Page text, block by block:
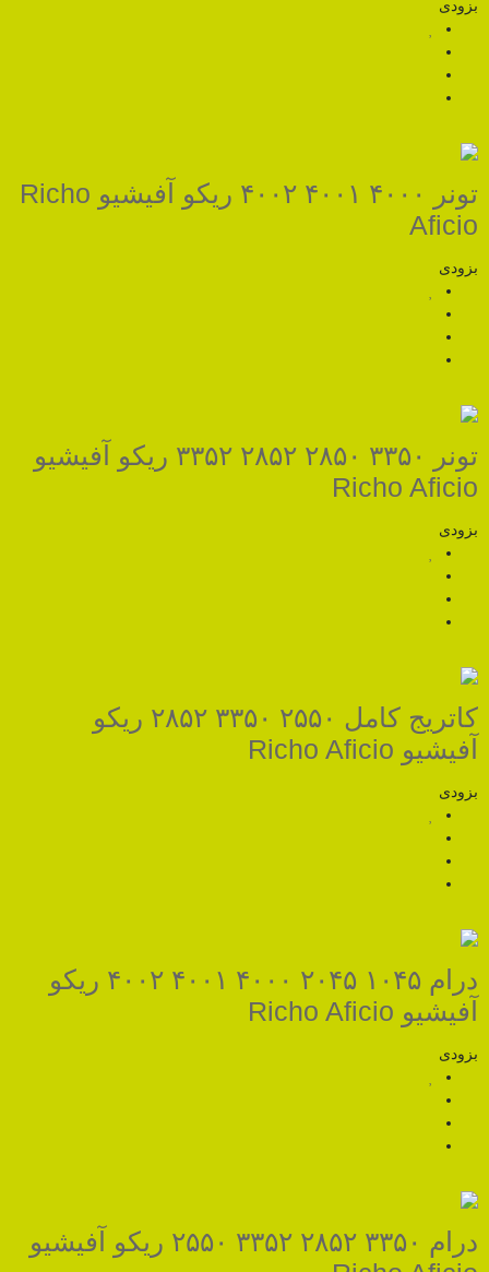
تونر ۴۰۰۰ ۴۰۰۱ ۴۰۰۲ ریکو آفیشیو Richo
تونر ۳۳۵۰ ۲۸۵۰ ۲۸۵۲ ۳۳۵۲ ریکو آفیشیو
کاتریج کامل ۲۵۵۰ ۳۳۵۰ ۲۸۵۲ ریکو
درام ۱۰۴۵ ۲۰۴۵ ۴۰۰۰ ۴۰۰۱ ۴۰۰۲ ریکو
درام ۳۳۵۰ ۲۸۵۲ ۳۳۵۲ ۲۵۵۰ ریکو آفیشیو